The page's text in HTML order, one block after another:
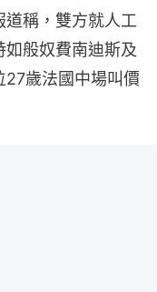
稱，雙方就人工
般奴費南迪斯及
27歲法國中場叫價